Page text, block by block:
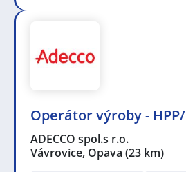
Operátor výroby -
ADECCO spol.s r.o.
Vávrovice, Opava (23 km)